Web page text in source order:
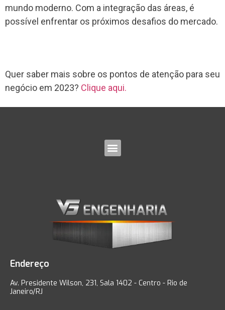
mundo moderno. Com a integração das áreas, é
possível enfrentar os próximos desafios do mercado.
Quer saber mais sobre os pontos de atenção para seu
negócio em 2023? Clique aqui.
Endereço
Av. Presidente Wilson, 231, Sala 1402 - Centro - Rio de
Janeiro/RJ